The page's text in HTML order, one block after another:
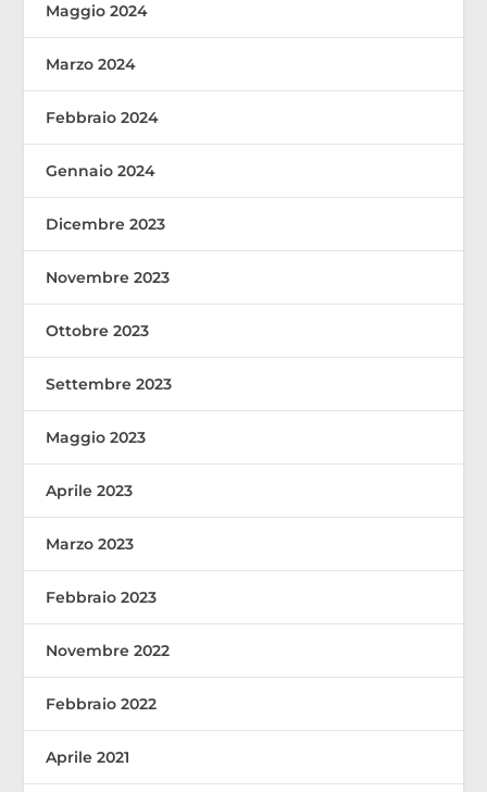
Maggio 2024
Marzo 2024
Febbraio 2024
Gennaio 2024
Dicembre 2023
Novembre 2023
Ottobre 2023
Settembre 2023
Maggio 2023
Aprile 2023
Marzo 2023
Febbraio 2023
Novembre 2022
Febbraio 2022
Aprile 2021